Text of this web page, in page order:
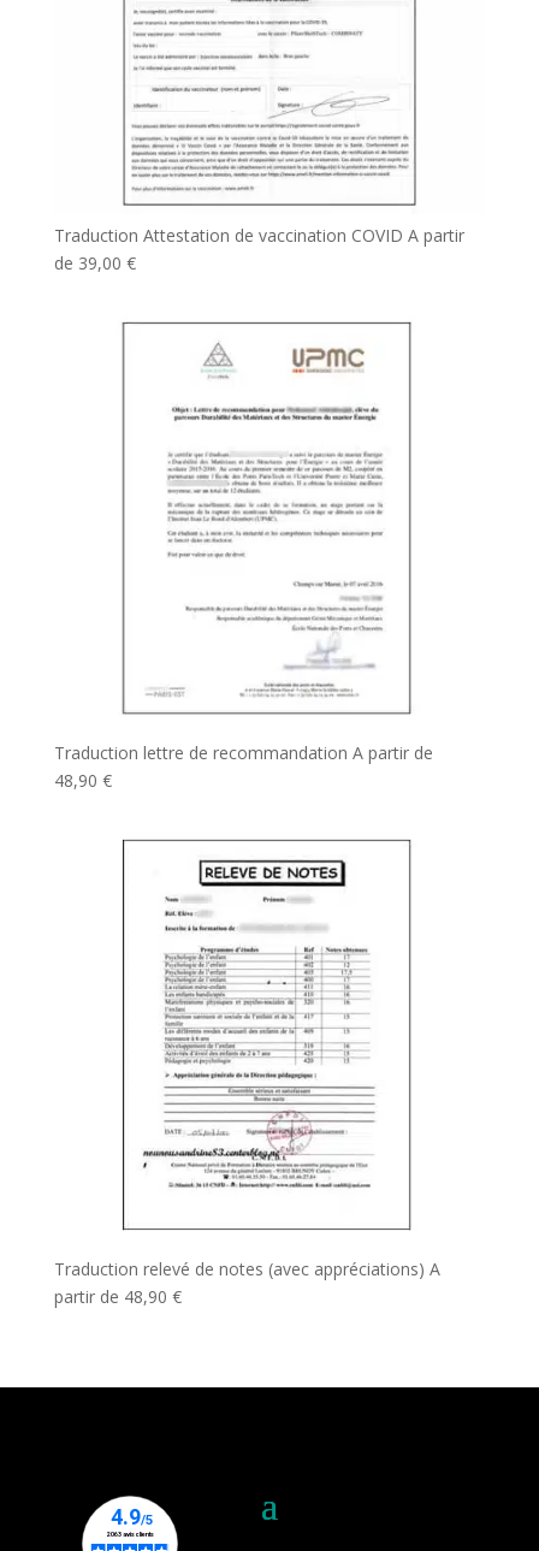
Traduction Attestation de vaccination COVID A partir
de 39,00 €
Traduction lettre de recommandation A partir de
48,90 €
Traduction relevé de notes (avec appréciations) A
partir de 48,90 €